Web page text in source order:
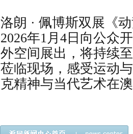
洛朗 · 佩博斯双展《
2026年1月4日向公众
外空间展出，将持续
莅临现场，感受运动
克精神与当代艺术在